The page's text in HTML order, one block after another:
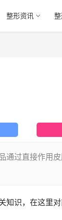
整形资讯
通过直接作用
知识，在这里